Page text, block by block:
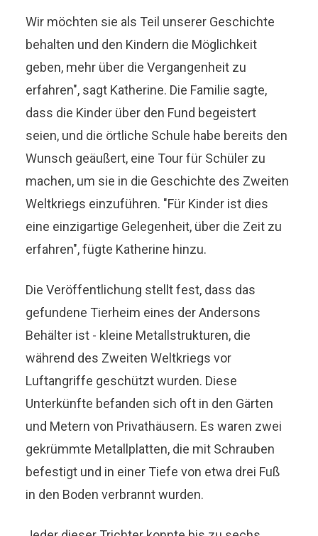
Wir möchten sie als Teil unserer Geschichte
behalten und den Kindern die Möglichkeit
geben, mehr über die Vergangenheit zu
erfahren", sagt Katherine. Die Familie sagte,
dass die Kinder über den Fund begeistert
seien, und die örtliche Schule habe bereits den
Wunsch geäußert, eine Tour für Schüler zu
machen, um sie in die Geschichte des Zweiten
Weltkriegs einzuführen. "Für Kinder ist dies
eine einzigartige Gelegenheit, über die Zeit zu
erfahren", fügte Katherine hinzu.
Die Veröffentlichung stellt fest, dass das
gefundene Tierheim eines der Andersons
Behälter ist - kleine Metallstrukturen, die
während des Zweiten Weltkriegs vor
Luftangriffe geschützt wurden. Diese
Unterkünfte befanden sich oft in den Gärten
und Metern von Privathäusern. Es waren zwei
gekrümmte Metallplatten, die mit Schrauben
befestigt und in einer Tiefe von etwa drei Fuß
in den Boden verbrannt wurden.